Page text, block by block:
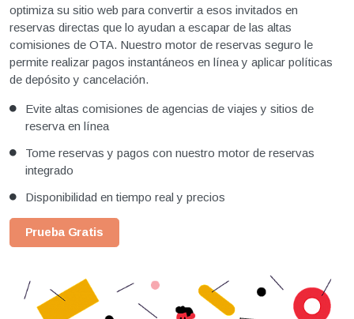
optimiza su sitio web para convertir a esos invitados en
reservas directas que lo ayudan a escapar de las altas
comisiones de OTA. Nuestro motor de reservas seguro le
permite realizar pagos instantáneos en línea y aplicar políticas
de depósito y cancelación.
Evite altas comisiones de agencias de viajes y sitios de
reserva en línea
Tome reservas y pagos con nuestro motor de reservas
integrado
Disponibilidad en tiempo real y precios
Prueba Gratis